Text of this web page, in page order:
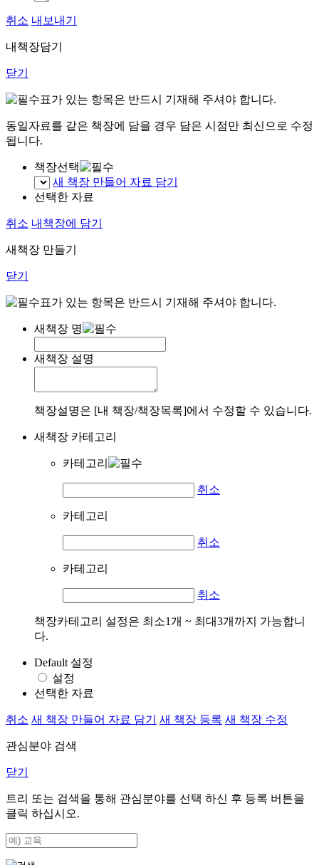
취소 내보내기
내책장담기
닫기
표가 있는 항목은 반드시 기재해 주셔야 합니다.
동일자료를 같은 책장에 담을 경우 담은 시점만 최신으로 수정
됩니다.
책장선택
새 책장 만들어 자료 담기
선택한 자료
취소 내책장에 담기
새책장 만들기
닫기
표가 있는 항목은 반드시 기재해 주셔야 합니다.
새책장 명
새책장 설명
책장설명은 [내 책장/책장목록]에서 수정할 수 있습니다.
새책장 카테고리
카테고리
취소
카테고리
취소
카테고리
취소
책장카테고리 설정은 최소1개 ~ 최대3개까지 가능합니
다.
Default 설정
설정
선택한 자료
취소 새 책장 만들어 자료 담기 새 책장 등록 새 책장 수정
관심분야 검색
닫기
트리 또는 검색을 통해 관심분야를 선택 하신 후 등록 버튼을
클릭 하십시오.